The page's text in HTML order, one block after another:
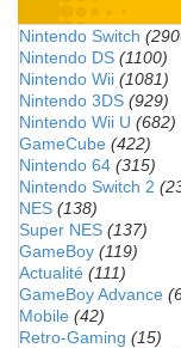
Nintendo Switch
Nintendo DS (1100)
Nintendo Wii (1081)
Nintendo 3DS (929)
Nintendo Wii U (682)
GameCube (422)
Nintendo 64 (315)
Nintendo Switch 2
NES (138)
Super NES (137)
GameBoy (119)
Actualité (111)
GameBoy Advance
Mobile (42)
Retro-Gaming (15)